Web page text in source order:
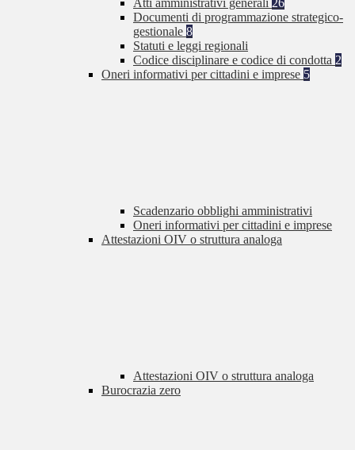
Atti amministrativi generali 26
Documenti di programmazione strategico-
gestionale 8
Statuti e leggi regionali
Codice disciplinare e codice di condotta 2
Oneri informativi per cittadini e imprese 5
Scadenzario obblighi amministrativi
Oneri informativi per cittadini e imprese
Attestazioni OIV o struttura analoga
Attestazioni OIV o struttura analoga
Burocrazia zero